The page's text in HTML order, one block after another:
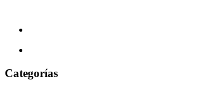
Categorías